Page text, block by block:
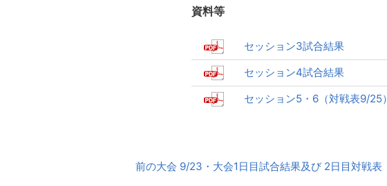
資料等
セッション3試合結果
セッション4試合結果
セッション5・6（対戦表9/25）
後
前の大会 9/23・大会1日目試合結果及び 2日目対戦表